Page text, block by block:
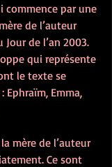
commence par une
de l’auteur
de l’an 2003.
qui représente
le texte se
Ephraïm, Emma,
mère de l’auteur
Ce sont